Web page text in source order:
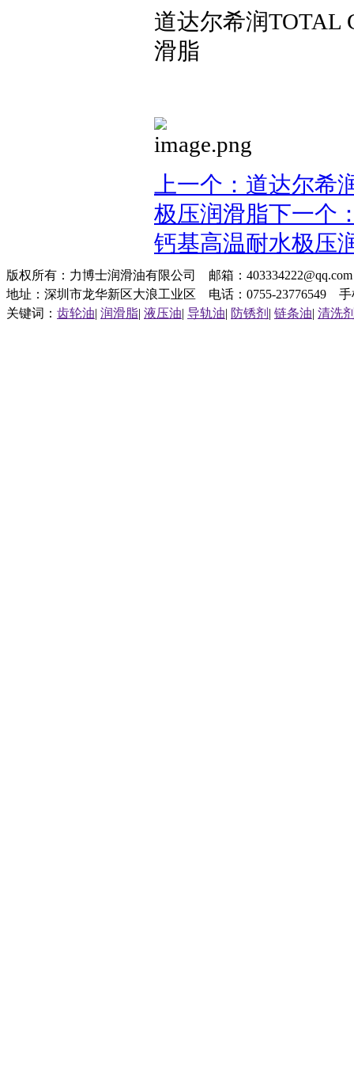
道达尔希润TOTAL
滑脂
上一个：道达尔希
极压润滑脂下一个
钙基高温耐水极压
版权所有：力博士润滑油有限公司 邮箱：
地址：深圳市龙华新区大浪工业区 电话：0755-23776549 手
关键词： 齿轮油| 润滑脂| 液压油| 导轨油| 防锈剂 | 链条油| 清洗